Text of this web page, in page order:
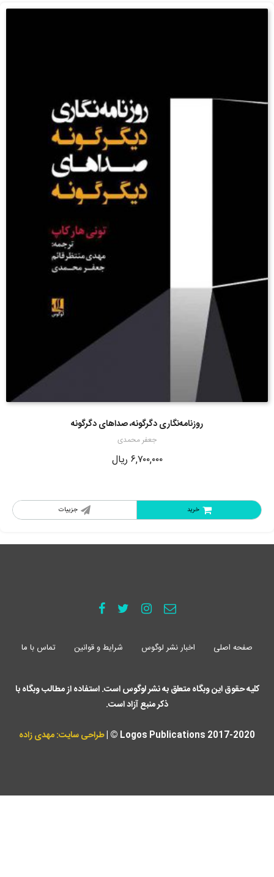
روزنامه‌نگاری دگرگونه، صداهای دگرگونه
جعفر محمدی
۶,۷۰۰,۰۰۰ ریال
جزییات خرید
صفحه اصلی اخبار نشر لوگوس شرایط و قوانین تماس با ما
کلیه حقوق این وبگاه متعلق به نشر لوگوس است. استفاده از مطالب وبگاه با
ذکر منبع آزاد است.
Logos Publications 2017-2020 © | طراحی سایت: مهدی زاده